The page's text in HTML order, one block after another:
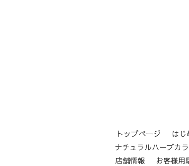
トップページ は
ナチュラルハーブカ
店舗情報
お客様用